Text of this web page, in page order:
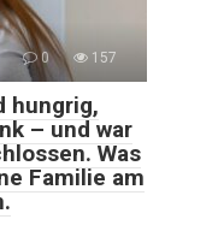
0 157
hungrig,
– und war
Was
Familie am